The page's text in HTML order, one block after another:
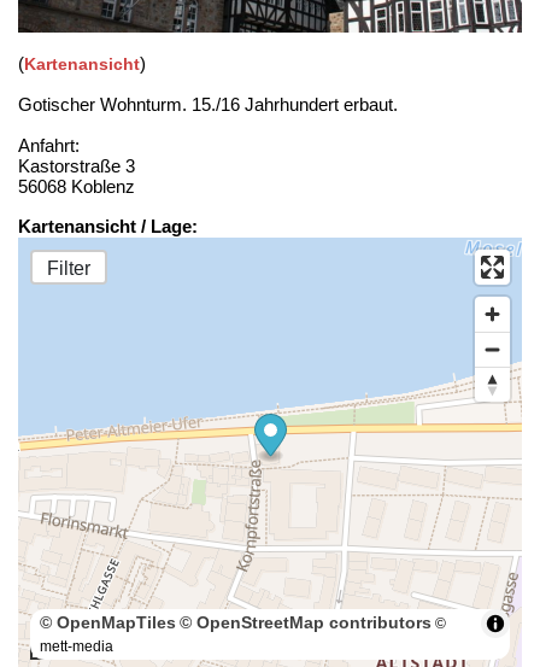
(Kartenansicht)
Gotischer Wohnturm. 15./16 Jahrhundert erbaut.
Anfahrt:
Kastorstraße 3
56068 Koblenz
Kartenansicht / Lage:
Filter
100 m
© OpenMapTiles © OpenStreetMap contributors ©
mett-media